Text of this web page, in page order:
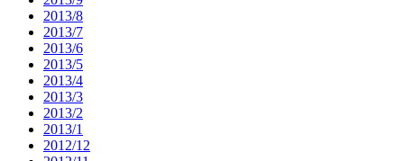
2013/8
2013/7
2013/6
2013/5
2013/4
2013/3
2013/2
2013/1
2012/12